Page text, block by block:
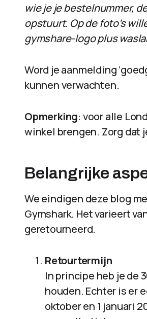
wie je je bestelnummer,
opstuurt. Op de foto’s
gymshare-logo plus
Word je aanmelding
kunnen verwachten.
Opmerking: voor alle
winkel brengen. Zorg dat
Belangrijke
We eindigen deze blog
Gymshark. Het varieert
geretourneerd.
Retourtermijn
In principe heb je de
houden. Echter is er
oktober en 1 januari